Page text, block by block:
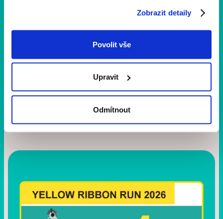
Zobrazit detaily
Povolit vše
Upravit
Odmítnout
Děkujeme, že jste běželi s námi
jedno: DĚKUJEME. 💛 Společně jsme znovu ukázali, že
běh umí spojovat lidi, bourat předsudky a otevírat dveře
druhým šancím.